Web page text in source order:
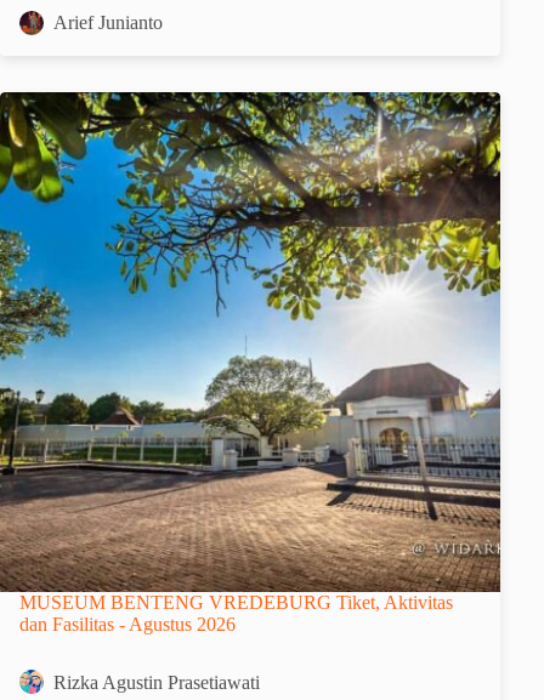
Arief Junianto
MUSEUM BENTENG VREDEBURG Tiket, Aktivitas
dan Fasilitas - Agustus 2026
Rizka Agustin Prasetiawati